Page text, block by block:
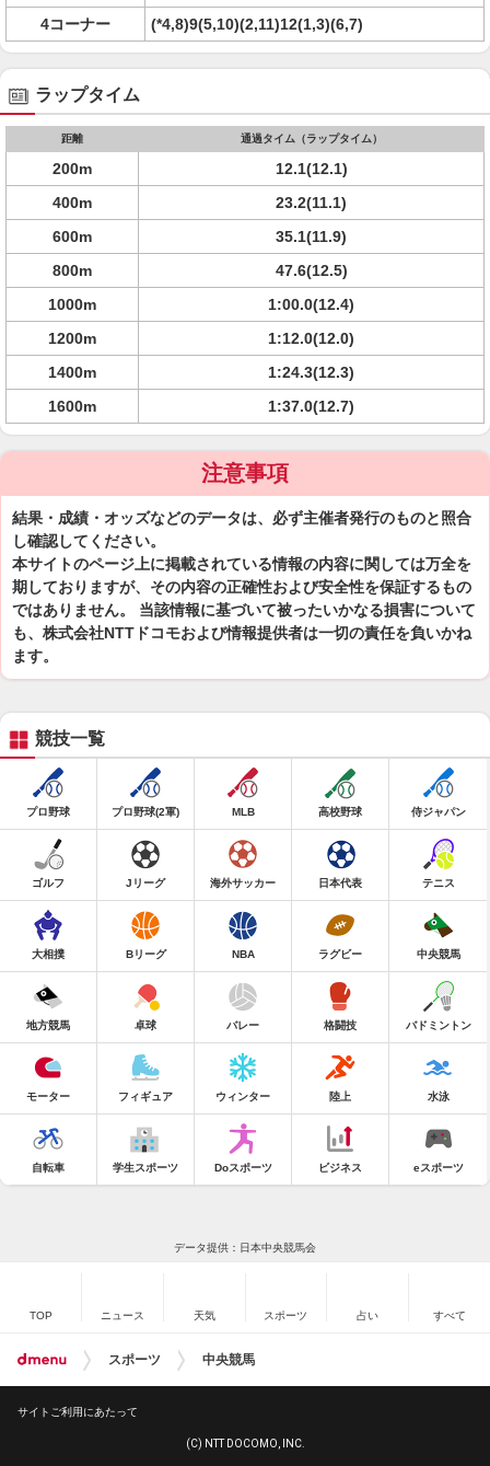
4コーナー
(*4,8)9(5,10)(2,11)12(1,3)(6,7)
ラップタイム
距離 通過タイム（ラップタイム）
200m
12.1(12.1)
400m
23.2(11.1)
600m
35.1(11.9)
800m
47.6(12.5)
1000m
1:00.0(12.4)
1200m
1:12.0(12.0)
1400m
1:24.3(12.3)
1600m
1:37.0(12.7)
注意事項
結果・成績・オッズなどのデータは、必ず主催者発行のものと照合
し確認してください。
本サイトのページ上に掲載されている情報の内容に関しては万全を
期しておりますが、その内容の正確性および安全性を保証するもの
ではありません。 当該情報に基づいて被ったいかなる損害について
も、株式会社NTTドコモおよび情報提供者は一切の責任を負いかね
ます。
競技一覧
プロ野球 プロ野球(2軍) MLB 高校野球 侍ジャパン
ゴルフ Jリーグ 海外サッカー 日本代表 テニス
大相撲 Bリーグ NBA ラグビー 中央競馬
地方競馬 卓球 バレー 格闘技 バドミントン
モーター フィギュア ウィンター 陸上 水泳
自転車 学生スポーツ Doスポーツ ビジネス eスポーツ
データ提供：日本中央競馬会
TOP ニュース 天気 スポーツ 占い すべて
スポーツ 中央競馬
サイトご利用にあたって
(C) NTT DOCOMO, INC.